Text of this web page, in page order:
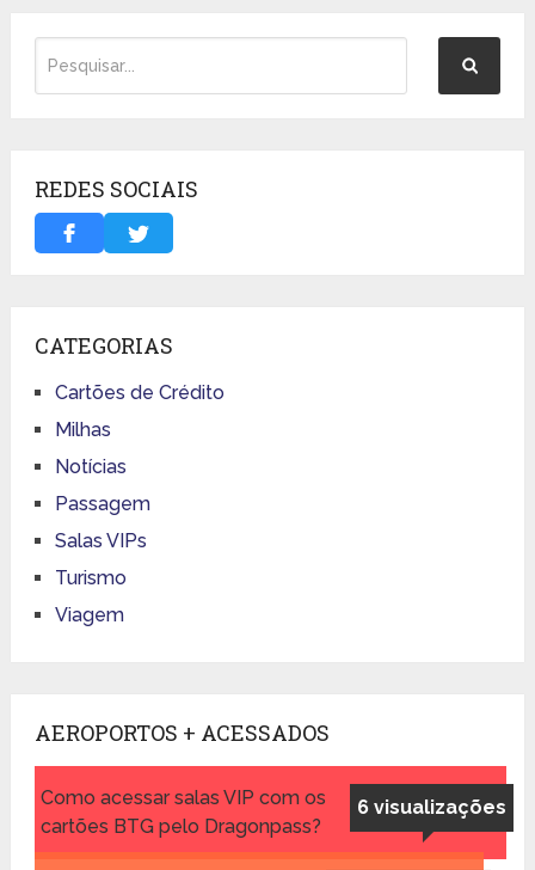
REDES SOCIAIS
CATEGORIAS
Cartões de Crédito
Milhas
Notícias
Passagem
Salas VIPs
Turismo
Viagem
AEROPORTOS + ACESSADOS
6 visualizações
Como acessar salas VIP com os
cartões BTG pelo Dragonpass?